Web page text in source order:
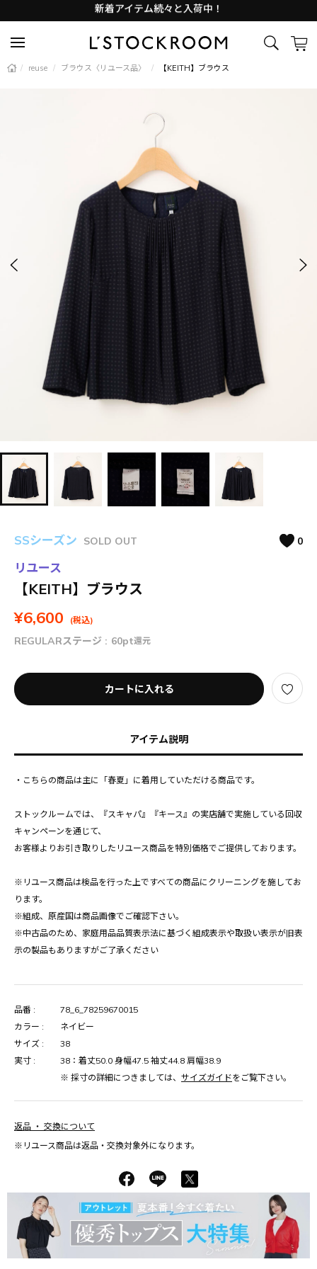
Lサイズ商品入荷しました
新着アイテム続々と入荷中！
/ reuse / ブラウス〈リユース品〉 / 【KEITH】ブラウス
SSシーズン SOLD OUT 0
リユース
【KEITH】ブラウス
¥6,600 (税込)
REGULARステージ : 60pt還元
カートに入れる
アイテム説明
・こちらの商品は主に「春夏」に着用していただける商品です。
ストックルームでは、『スキャパ』『キース』の実店舗で実施している回収
キャンペーンを通じて、
お客様よりお引き取りしたリユース商品を特別価格でご提供しております。
※リユース商品は検品を行った上ですべての商品にクリーニングを施してお
ります。
※組成、原産国は商品画像でご確認下さい。
※中古品のため、家庭用品品質表示法に基づく組成表示や取扱い表示が旧表
示の製品もありますがご了承ください
品番 :
78_6_78259670015
カラー :
ネイビー
サイズ :
38
実寸 :
38：着丈50.0 身幅47.5 袖丈44.8 肩幅38.9
※ 採寸の詳細につきましては、 サイズガイドをご覧下さい。
返品 ・ 交換について
※リユース商品は返品・交換対象外になります。